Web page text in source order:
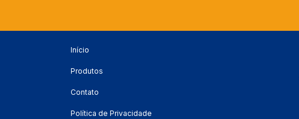
Início
Produtos
Contato
Política de Privacidade